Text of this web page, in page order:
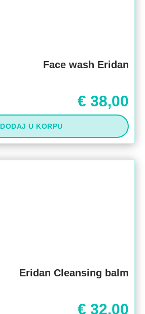
Face wash Eridan
€ 38,00
DODAJ U KORPU
Eridan Cleansing balm
€ 32,00